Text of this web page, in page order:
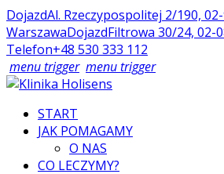
DojazdAl. Rzeczypospolitej 2/190,
WarszawaDojazdFiltrowa 30/24, 02-
Telefon+48 530 333 112
menu trigger menu trigger
START
JAK POMAGAMY
O NAS
CO LECZYMY?